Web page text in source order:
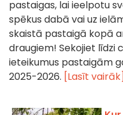
pastaigas, lai ieelpotu
spēkus dabā vai uz
skaistā pastaigā kopā
draugiem! Sekojiet līdzi
ieteikumus pastaigām
2025-2026. [Lasīt vairāk]